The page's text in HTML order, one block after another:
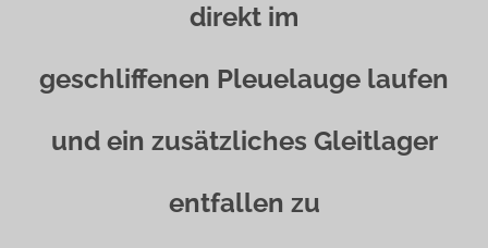
direkt im
geschliffenen Pleuelauge laufen
und ein zusätzliches Gleitlager
entfallen zu